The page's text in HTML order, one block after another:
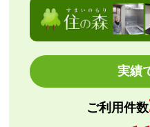
はい
ショップからの連絡や対応
はい
予定の期日までに商品が届き
商品の梱包は必要十分なも
実績
ご利用件数